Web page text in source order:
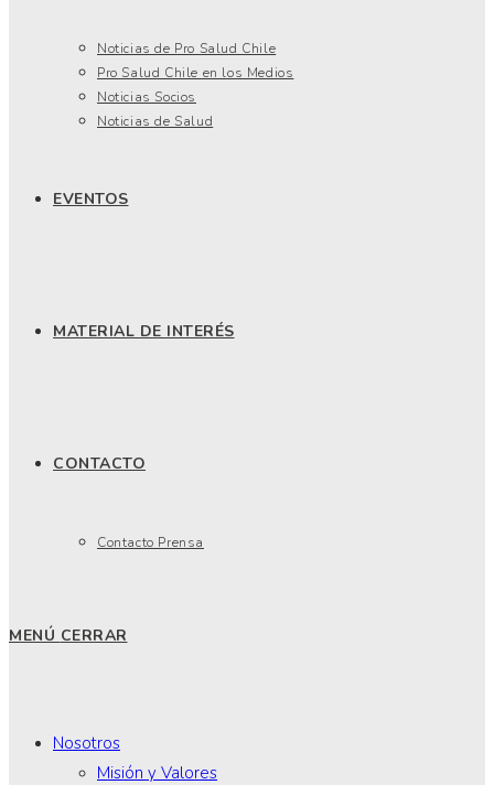
Noticias de Pro Salud Chile
Pro Salud Chile en los Medios
Noticias Socios
Noticias de Salud
EVENTOS
MATERIAL DE INTERÉS
CONTACTO
Contacto Prensa
MENÚ CERRAR
Nosotros
Misión y Valores